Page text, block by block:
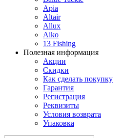
Apia
Altair
Allux
Aiko
13 Fishing
Полезная информация
Акции
Скидки
Как сделать покупку
Гарантия
Регистрация
Реквизиты
Условия возврата
Упаковка